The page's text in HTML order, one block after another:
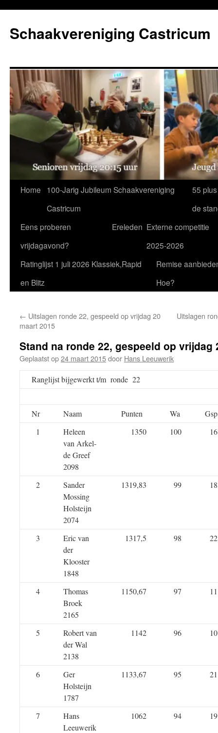
de
inhoud
Schaakvereniging Castricum
Home
100-Jarig Jubileum Schaakvereniging
Castricum
55
de
Eens proberen
vrijdagavond?
Ereleden Externe competitie
2025-2026
Ratinglijst 1 juli 2026 Klassiek,Rapid
en Blitz
Remise
Hoe?
← Uitslagen ronde 22, gespeeld op vrijdag 20
maart 2015
Uitslagen
Stand na ronde 22, gespeeld op vrijdag
Geplaatst op24 maart 2015door Hans Leeuwerik
Ranglijst bijgewerkt t/m ronde 22
Nr Naam Punten Wa
Gsp
1
Heleen
van Arkel-
de Greef
2098
1350 100 16
2
Sander
Mossing
Holsteijn
2074
1319,83 99 18
3
Eric van
der
Klooster
1848
1317,5 98 22
4
Thomas
Broek
2165
1150,67 97 11
5
Robert van
der Wal
2138
1142 96 10
6
Ger
Holsteijn
1787
1133,67 95 21
7
Hans
Leeuwerik
1062 94 19